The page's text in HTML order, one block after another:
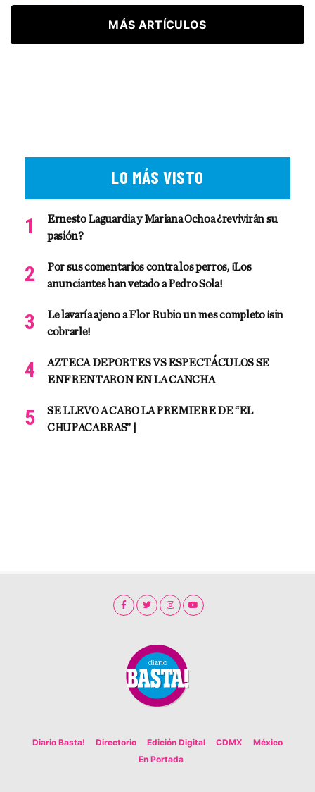
MÁS ARTÍCULOS
LO MÁS VISTO
Ernesto Laguardia y Mariana Ochoa ¿revivirán su
pasión?
Por sus comentarios contra los perros, ¡Los
anunciantes han vetado a Pedro Sola!
Le lavaría ajeno a Flor Rubio un mes completo ¡sin
cobrarle!
AZTECA DEPORTES VS ESPECTÁCULOS SE
ENFRENTARON EN LA CANCHA
SE LLEVO A CABO LA PREMIERE DE “EL
CHUPACABRAS” |
Diario Basta! Directorio Edición Digital CDMX
México
En Portada